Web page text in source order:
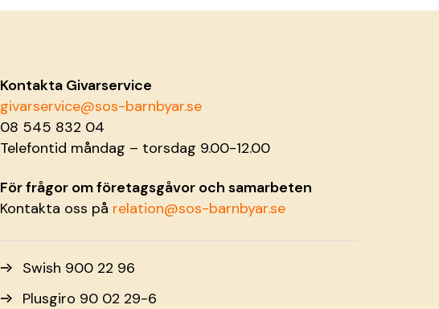
Kontakta Givarservice
givarservice@sos-barnbyar.se
08 545 832 04
Telefontid måndag – torsdag 9.00-12.00
För frågor om företagsgåvor och samarbeten
Kontakta oss på relation@sos-barnbyar.se
Swish 900 22 96
Plusgiro 90 02 29-6